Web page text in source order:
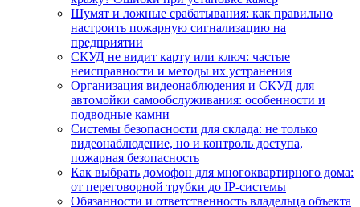
Шумят и ложные срабатывания: как правильно
настроить пожарную сигнализацию на
предприятии
СКУД не видит карту или ключ: частые
неисправности и методы их устранения
Организация видеонаблюдения и СКУД для
автомойки самообслуживания: особенности и
подводные камни
Системы безопасности для склада: не только
видеонаблюдение, но и контроль доступа,
пожарная безопасность
Как выбрать домофон для многоквартирного дома:
от переговорной трубки до IP-системы
Обязанности и ответственность владельца объекта